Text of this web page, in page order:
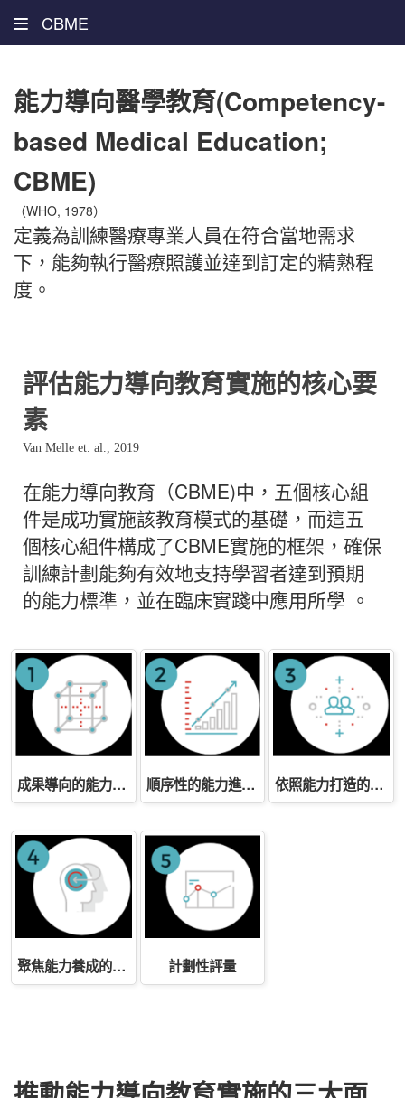
CBME
能力導向醫學教育(Competency-
based Medical Education;
CBME)
（WHO, 1978）
定義為訓練醫療專業人員在符合當地需求
下，能夠執行醫療照護並達到訂定的精熟程
度。
評估能力導向教育實施的核心要
素
Van Melle et. al., 2019
在能力導向教育（CBME)中，五個核心組
件是成功實施該教育模式的基礎，而這五
個核心組件構成了CBME實施的框架，確保
訓練計劃能夠有效地支持學習者達到預期
的能力標準，並在臨床實踐中應用所學 。
成果導向的能力架構 順序性的能力進展描述 依照能力打造的學習經驗
聚焦能力養成的教學 計劃性評量